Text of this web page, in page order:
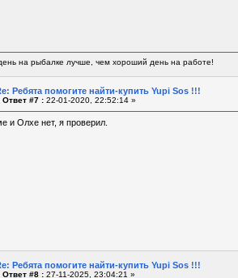
на рыбалке лучше, чем хороший день на работе!
Ребята помогите найти-купить Yupi Sos !!!
Ответ #7 : 22-01-2020, 22:52:14 »
и Олхе нет, я проверил.
Ребята помогите найти-купить Yupi Sos !!!
Ответ #8 : 27-11-2025, 23:04:21 »